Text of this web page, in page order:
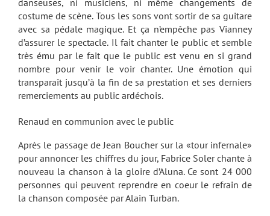
costume de scène. Tous les sons vont sortir de sa guitare
avec sa pédale magique. Et ça n’empêche pas Vianney
d’assurer le spectacle. Il fait chanter le public et semble
très ému par le fait que le public est venu en si grand
nombre pour venir le voir chanter. Une émotion qui
transparaît jusqu’à la fin de sa prestation et ses derniers
remerciements au public ardéchois.
Renaud en communion avec le public
Après le passage de Jean Boucher sur la «tour infernale»
pour annoncer les chiffres du jour, Fabrice Soler chante à
nouveau la chanson à la gloire d’Aluna. Ce sont 24 000
personnes qui peuvent reprendre en coeur le refrain de
la chanson composée par Alain Turban.